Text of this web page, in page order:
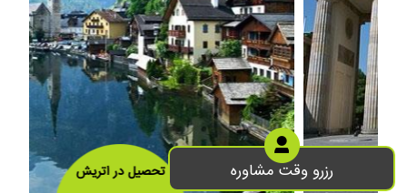
تحصیل در اتریشرزرو وقت مشاوره